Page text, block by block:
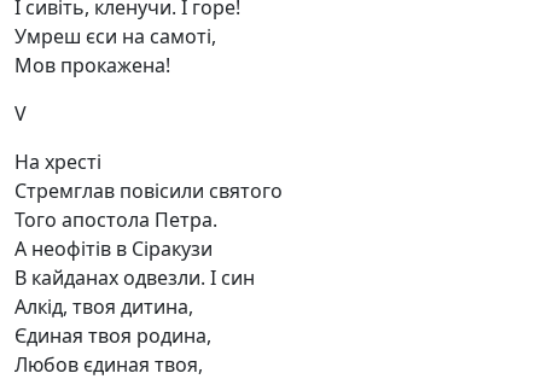
І сивіть, кленучи. І горе!
Умреш єси на самоті,
Мов прокажена!
V
На хресті
Стремглав повісили святого
Того апостола Петра.
А неофітів в Сіракузи
В кайданах одвезли. І син
Алкід, твоя дитина,
Єдиная твоя родина,
Любов єдиная твоя,